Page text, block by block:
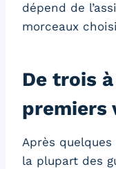
dépend de
morceaux
De trois
premiers
Après
la plupart des